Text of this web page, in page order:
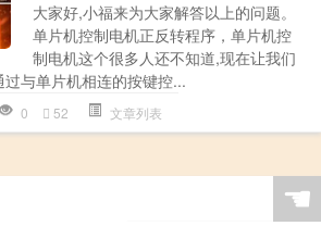
大家好,小福来为大家解答以上的问题。
单片机控制电机正反转程序，单片机控
制电机这个很多人还不知道,现在让我们
与单片机相连的按键控...
0 52 文章列表
☚